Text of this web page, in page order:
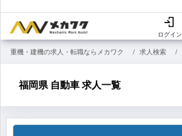
ログイン
重機・建機の求人・転職ならメカワク 求人検索
福岡県 自動車 求人一覧